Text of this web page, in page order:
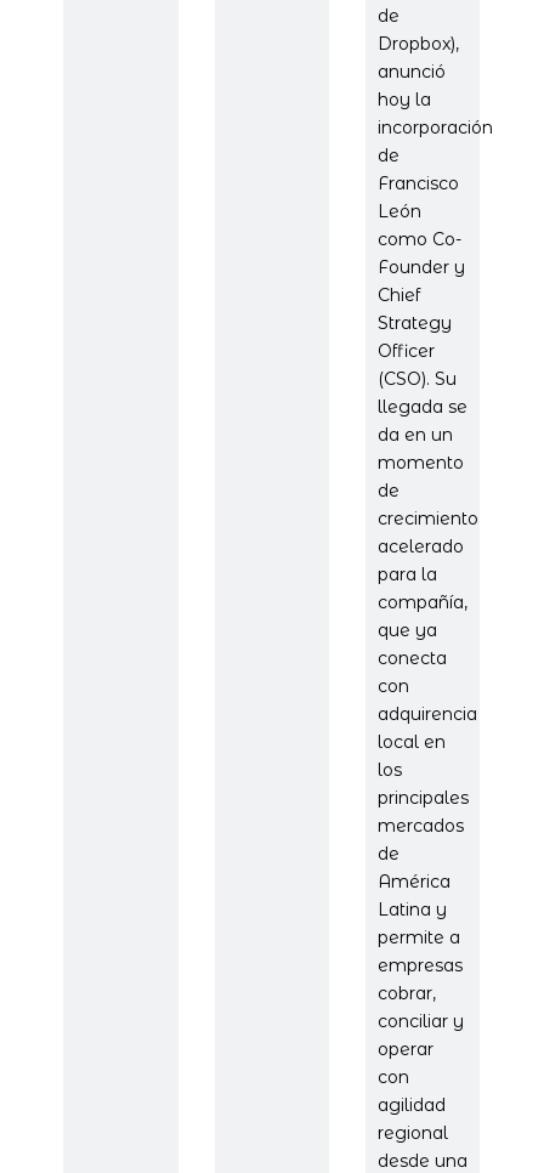
de
Dropbox),
anunció
hoy la
incorporación
de
Francisco
León
como Co-
Founder y
Chief
Strategy
Officer
(CSO). Su
llegada se
da en un
momento
de
crecimiento
acelerado
para la
compañía,
que ya
conecta
con
adquirencia
local en
los
principales
mercados
de
América
Latina y
permite a
empresas
cobrar,
conciliar y
operar
con
agilidad
regional
desde una